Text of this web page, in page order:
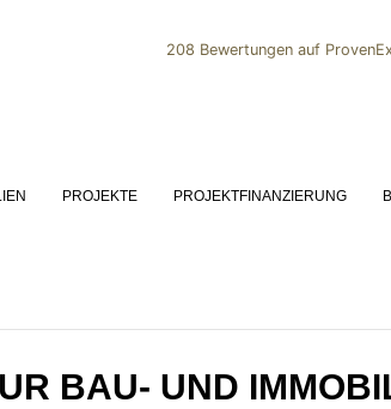
208 Bewertungen auf
PROJEKTE PROJEKTFINANZIERUNG
BAU- UND